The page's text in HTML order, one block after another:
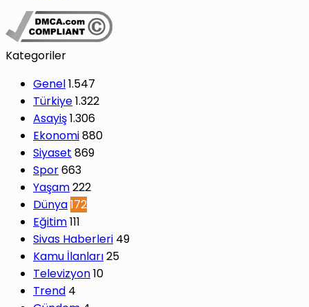
Kategoriler
Genel1.547
Türkiye1.322
Asayiş1.306
Ekonomi880
Siyaset 869
Spor663
Yaşam222
Dünya172
Eğitim111
Sivas Haberleri 49
Kamu İlanları25
Televizyon10
Trend 4